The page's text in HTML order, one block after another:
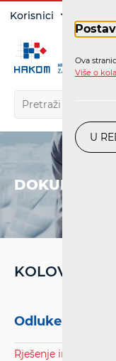
Ova
Više o
U
Korisnici
DOKUMENTI
KOLOVOZ '23
Odluke i
Rješenje inspektora